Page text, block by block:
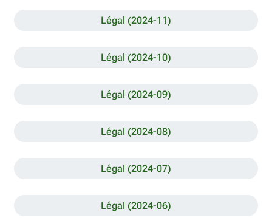
Légal (2024-11)
Légal (2024-10)
Légal (2024-09)
Légal (2024-08)
Légal (2024-07)
Légal (2024-06)